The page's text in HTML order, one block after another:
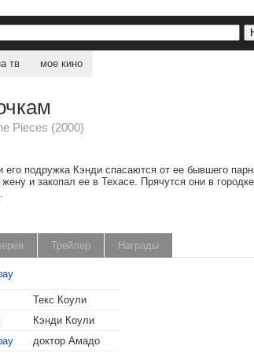
тв мое кино
Pieces (2000)
его подружка Кэнди спасаются от ее бывшего
и закопал ее в Техасе. Прячутся они в
Трейлер Награды
Текс Коули
Кэнди Коули
доктор Амадо